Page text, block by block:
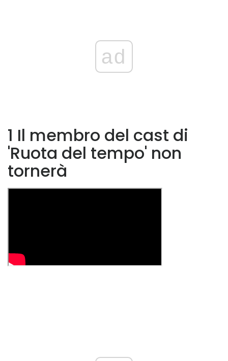
ad
1 Il membro del cast di
'Ruota del tempo' non
tornerà